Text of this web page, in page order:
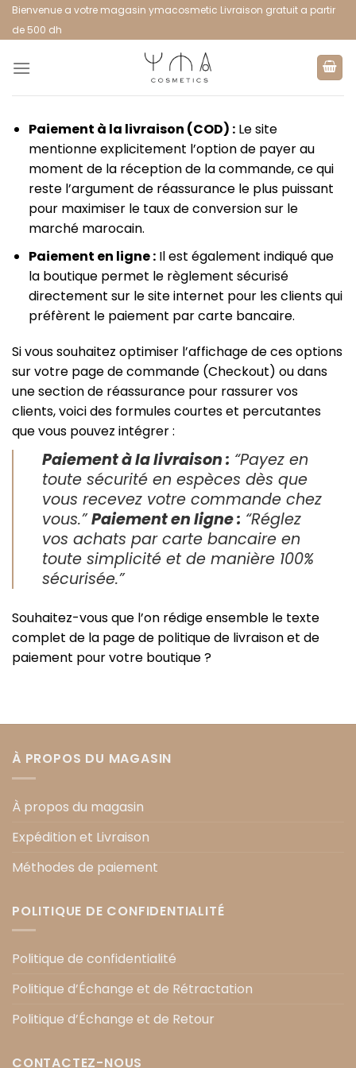
Bienvenue a votre magasin ymacosmetic Livraison gratuit a partir
de 500 dh
Paiement à la livraison (COD) :Le site
mentionne explicitement l’option de payer au
moment de la réception de la commande, ce qui
reste l’argument de réassurance le plus puissant
pour maximiser le taux de conversion sur le
marché marocain.
Paiement en ligne :Il est également indiqué que
la boutique permet le règlement sécurisé
directement sur le site internet pour les clients qui
préfèrent le paiement par carte bancaire.
Si vous souhaitez optimiser l’affichage de ces options
sur votre page de commande (Checkout) ou dans
une section de réassurance pour rassurer vos
clients, voici des formules courtes et percutantes
que vous pouvez intégrer :
Paiement à la livraison : “Payez en
toute sécurité en espèces dès que
vous recevez votre commande chez
vous.”Paiement en ligne : “Réglez
vos achats par carte bancaire en
toute simplicité et de manière 100%
sécurisée.”
Souhaitez-vous que l’on rédige ensemble le texte
complet de la page de politique de livraison et de
paiement pour votre boutique ?
À PROPOS DU MAGASIN
À propos du magasin
Expédition et Livraison
Méthodes de paiement
POLITIQUE DE CONFIDENTIALITÉ
Politique de confidentialité
Politique d’Échange et de Rétractation
Politique d’Échange et de Retour
CONTACTEZ-NOUS